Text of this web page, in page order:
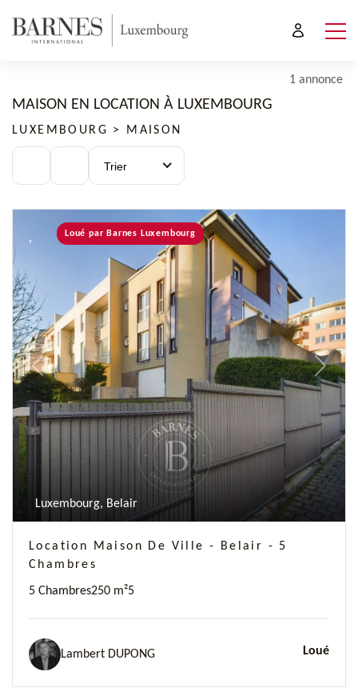
1 annonce
MAISON EN LOCATION À LUXEMBOURG
LUXEMBOURG > MAISON
Trier
Previous Next
Loué par Barnes Luxembourg
Luxembourg, Belair
Location Maison De Ville - Belair - 5
Chambres
5 Chambres250 m²5
Lambert DUPONG Loué